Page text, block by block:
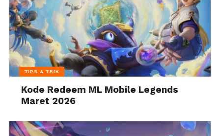
TIPS & TRIK
Kode Redeem ML Mobile Legends
Maret 2026